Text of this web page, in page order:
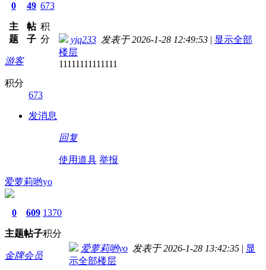
0
主
题
49
帖
子
673
积
分
游客
积分
673
发消息
yjq233 发表于 2026-1-28 12:49:53 | 显示全部
楼层
11111111111111
回复
使用道具 举报
爱萝莉哟yo
0
主题
609
帖子
1370
积分
金牌会员
爱萝莉哟yo 发表于 2026-1-28 13:42:35 | 显
示全部楼层